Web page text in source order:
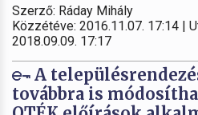
Szerző: Ráday Mihály
Közzétéve: 2016.11.07. 17:14 |
2018.09.09. 17:17
A
továbbra is